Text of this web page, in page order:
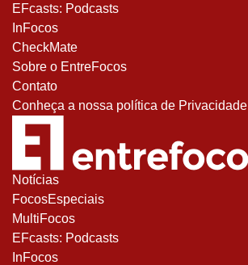
EFcasts: Podcasts
InFocos
CheckMate
Sobre o EntreFocos
Contato
Conheça a nossa política de Privacidade
Notícias
FocosEspeciais
MultiFocos
EFcasts: Podcasts
InFocos